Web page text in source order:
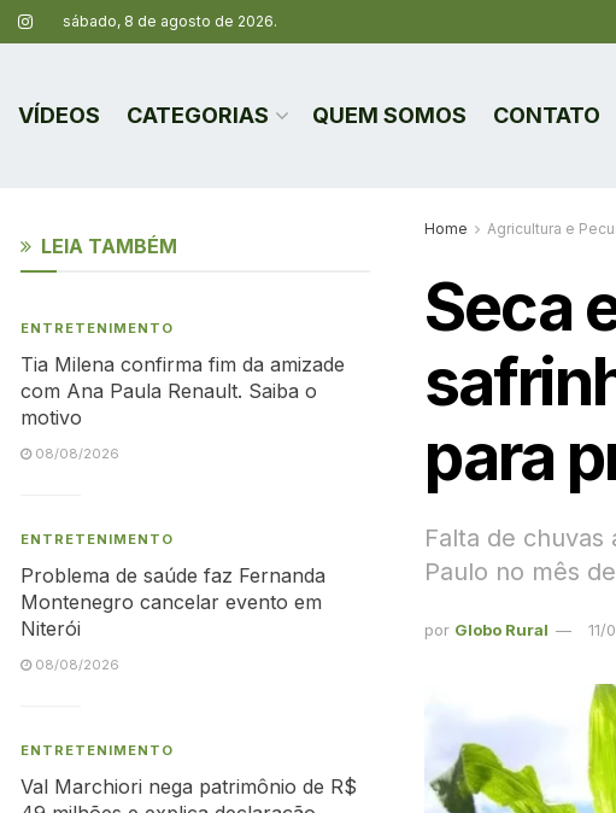
sábado, 8 de agosto de 2026.
VÍDEOS CATEGORIAS QUEM SOMOS CONTATO
Home Agricultura e
Seca
para
Falta de chuvas
Paulo no mês
por Globo Rural 11/
LEIA TAMBÉM
ENTRETENIMENTO
Tia Milena confirma fim da amizade
com Ana Paula Renault. Saiba o
motivo
08/08/2026
ENTRETENIMENTO
Problema de saúde faz Fernanda
Montenegro cancelar evento em
Niterói
08/08/2026
ENTRETENIMENTO
Val Marchiori nega patrimônio de R$